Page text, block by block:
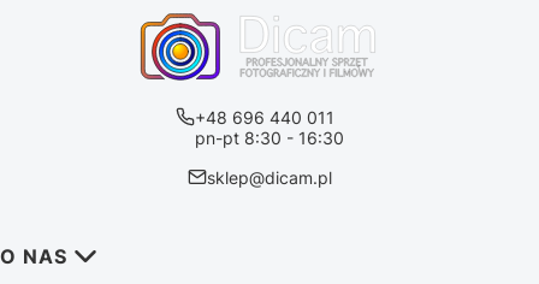
+48 696 440 011
pn-pt 8:30 - 16:30
sklep@dicam.pl
Linki w stopce
O NAS